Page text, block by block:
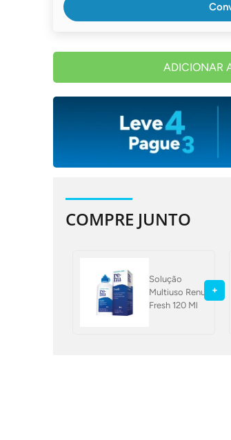
ADICIONAR
COMPRE JUNTO
Solução
Multiuso Renu
Fresh 120 Ml
+